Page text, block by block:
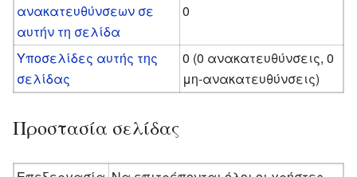
ανακατευθύνσεων σε
αυτήν τη σελίδα
0
Υποσελίδες αυτής της
σελίδας
0 (0 ανακατευθύνσεις, 0
μη-ανακατευθύνσεις)
Προστασία σελίδας